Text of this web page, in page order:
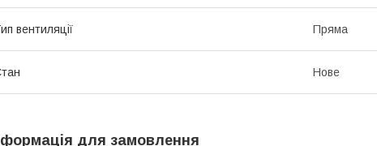
вентиляції Пряма
Нове
для замовлення